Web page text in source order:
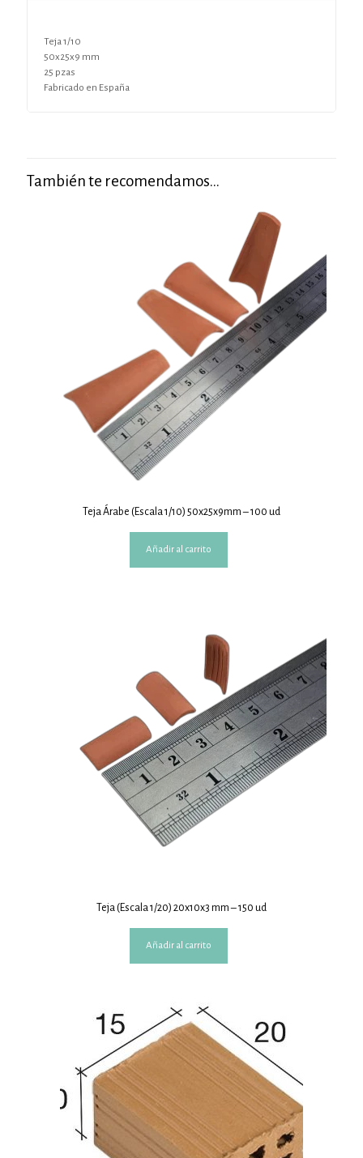
Teja 1/10
50x25x9 mm
25 pzas
Fabricado en España
También te recomendamos…
Teja Árabe (Escala 1/10) 50x25x9mm – 100 ud
Añadir al carrito
Teja (Escala 1/20) 20x10x3 mm – 150 ud
Añadir al carrito